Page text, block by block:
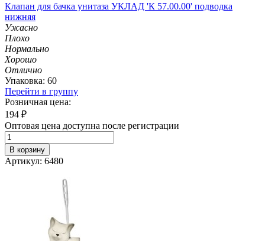
Клапан для бачка унитаза УКЛАД 'К 57.00.00' подводка
нижняя
Ужасно
Плохо
Нормально
Хорошо
Отлично
Упаковка: 60
Перейти в группу
Розничная цена:
194 ₽
Оптовая цена доступна после регистрации
В корзину
Артикул: 6480